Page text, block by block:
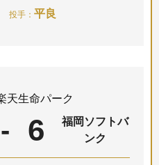
投手： 平良
天生命パーク
- 6
福岡ソフトバ
ンク